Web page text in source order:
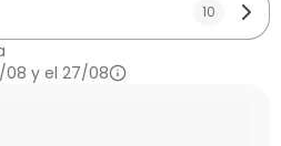
10
08 y el 27/08